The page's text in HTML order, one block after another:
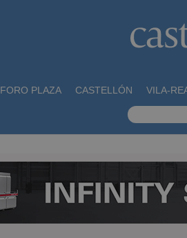
FORO PLAZA CASTELLÓN VILA-